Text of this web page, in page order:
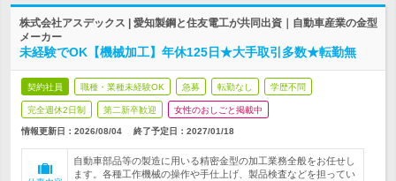
株式会社アスデックス | 愛知製鋼と住友電工が共同出資｜自動車産業の金型
メーカー
未経験でOK【機械加工】年休125日★大手取引多数★転勤無
契約社員 職種・業種未経験OK 急募 転勤なし 学歴不問
完全週休2日制 第二新卒歓迎 女性のおしごと掲載中
情報更新日：2026/08/04 終了予定日： 2027/01/18
自動車部品等の製造に用いる精密金型の加工業務全般をお任せし
ます。各種工作機械の操作や手仕上げ、製品検査などを担ってい